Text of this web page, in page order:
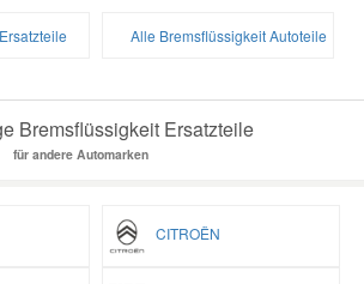
Alle Bremsflüssigkeit Autoteile
Bremsflüssigkeit Ersatzteile
für andere Automarken
CITROËN